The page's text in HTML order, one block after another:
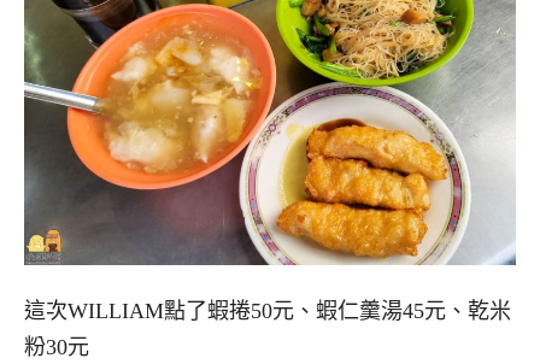
這次WILLIAM點了蝦捲50元、蝦仁羹湯45元、乾米
粉30元